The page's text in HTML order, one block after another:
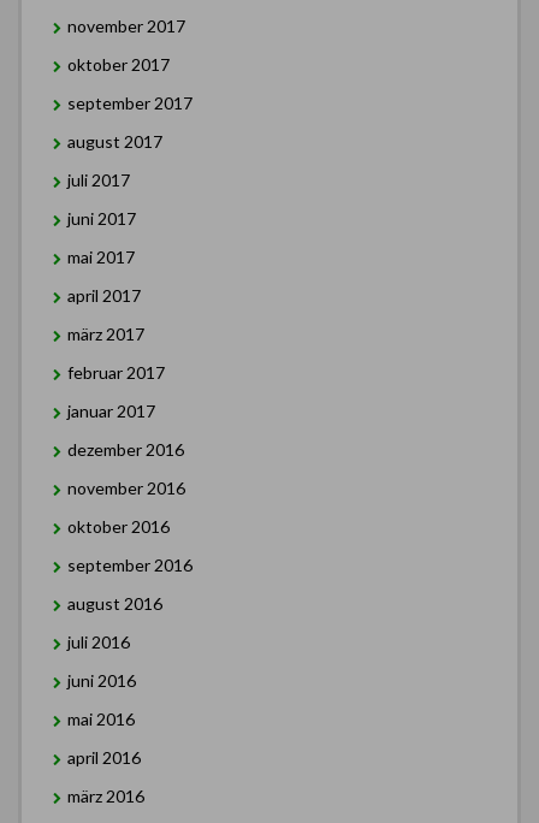
november 2017
oktober 2017
september 2017
august 2017
juli 2017
juni 2017
mai 2017
april 2017
märz 2017
februar 2017
januar 2017
dezember 2016
november 2016
oktober 2016
september 2016
august 2016
juli 2016
juni 2016
mai 2016
april 2016
märz 2016